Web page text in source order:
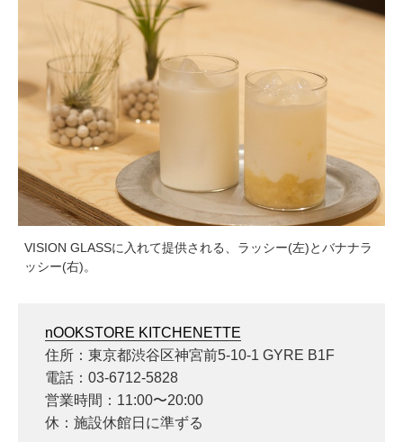
VISION GLASSに入れて提供される、ラッシー(左)とバナナラ
ッシー(右)。
nOOKSTORE KITCHENETTE
住所：東京都渋谷区神宮前5-10-1 GYRE B1F
電話：03-6712-5828
営業時間：11:00〜20:00
休：施設休館日に準ずる